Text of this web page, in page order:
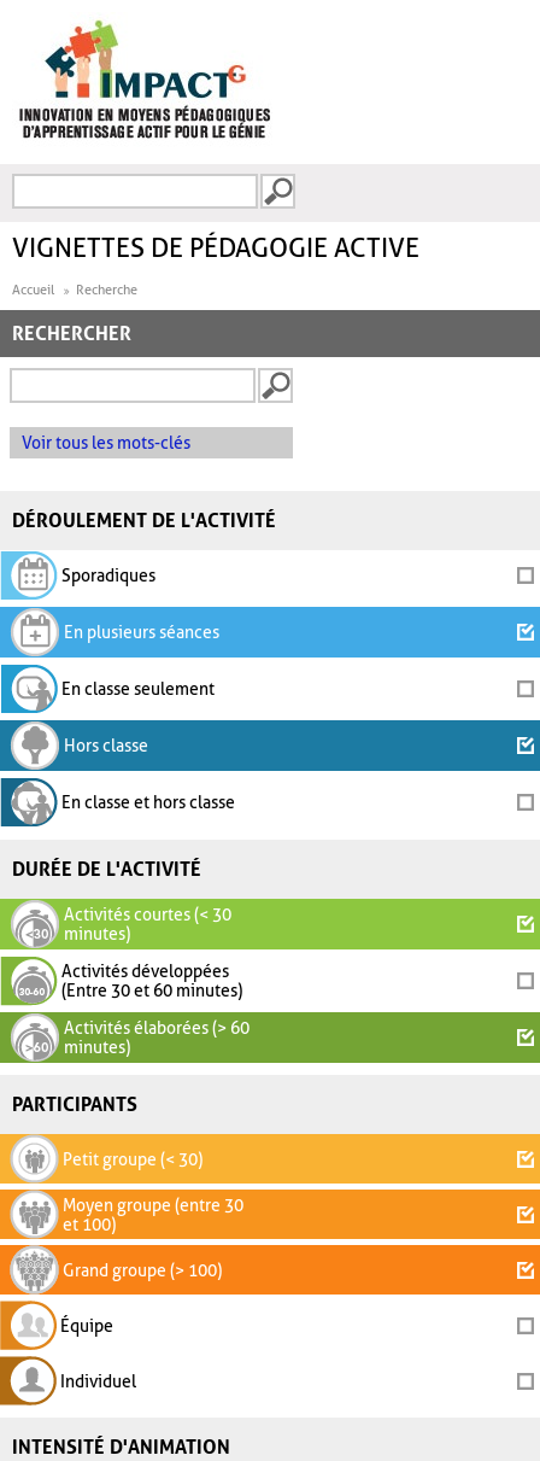
FORMULAIRE DE
VIGNETTES DE PÉDAGOGIE ACTIVE
Accueil Recherche
RECHERCHER
Voir tous les mots-clés
DÉROULEMENT DE L'ACTIVITÉ
Sporadiques
En plusieurs séances
En classe seulement
Hors classe
En classe et hors classe
DURÉE DE L'ACTIVITÉ
Activités courtes (< 30
minutes)
Activités développées
(Entre 30 et 60 minutes)
Activités élaborées (> 60
minutes)
PARTICIPANTS
Petit groupe (< 30)
Moyen groupe (entre 30
et 100)
Grand groupe (> 100)
Équipe
Individuel
INTENSITÉ D'ANIMATION